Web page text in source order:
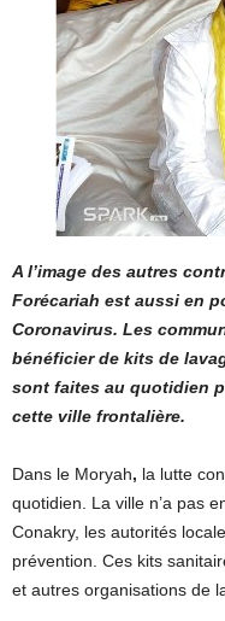
A l’image des autres
Forécariah est aussi en
Coronavirus. Les
bénéficier de kits de
sont faites au quotidien
cette ville frontalière.
Dans le Moryah, la lutte
quotidien. La ville n’a pas
Conakry, les autorités
prévention. Ces kits
et autres organisations de